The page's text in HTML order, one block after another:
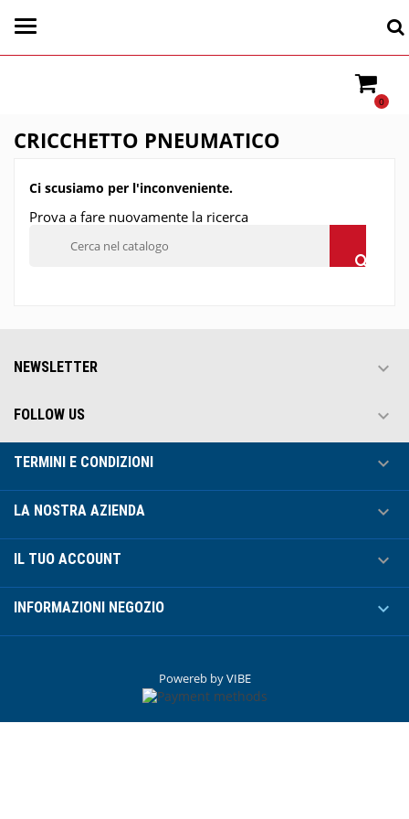
0
CRICCHETTO PNEUMATICO
Ci scusiamo per l'inconveniente.
Prova a fare nuovamente la ricerca
NEWSLETTER 
FOLLOW US 
TERMINI E CONDIZIONI 
LA NOSTRA AZIENDA 
IL TUO ACCOUNT 
INFORMAZIONI NEGOZIO 
Powereb byVIBE